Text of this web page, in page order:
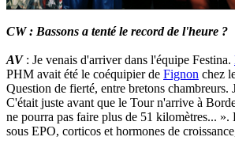
CW : Bassons a tenté le record de l'heure ?
AV: Je venais d'arriver dans l'équipe Festina.
PHM avait été le coéquipier de Fignon chez
Question de fierté, entre bretons
C'était juste avant que le Tour n'arrive à
ne pourra pas faire plus de 51 kilomètres...
sous EPO, corticos et hormones de